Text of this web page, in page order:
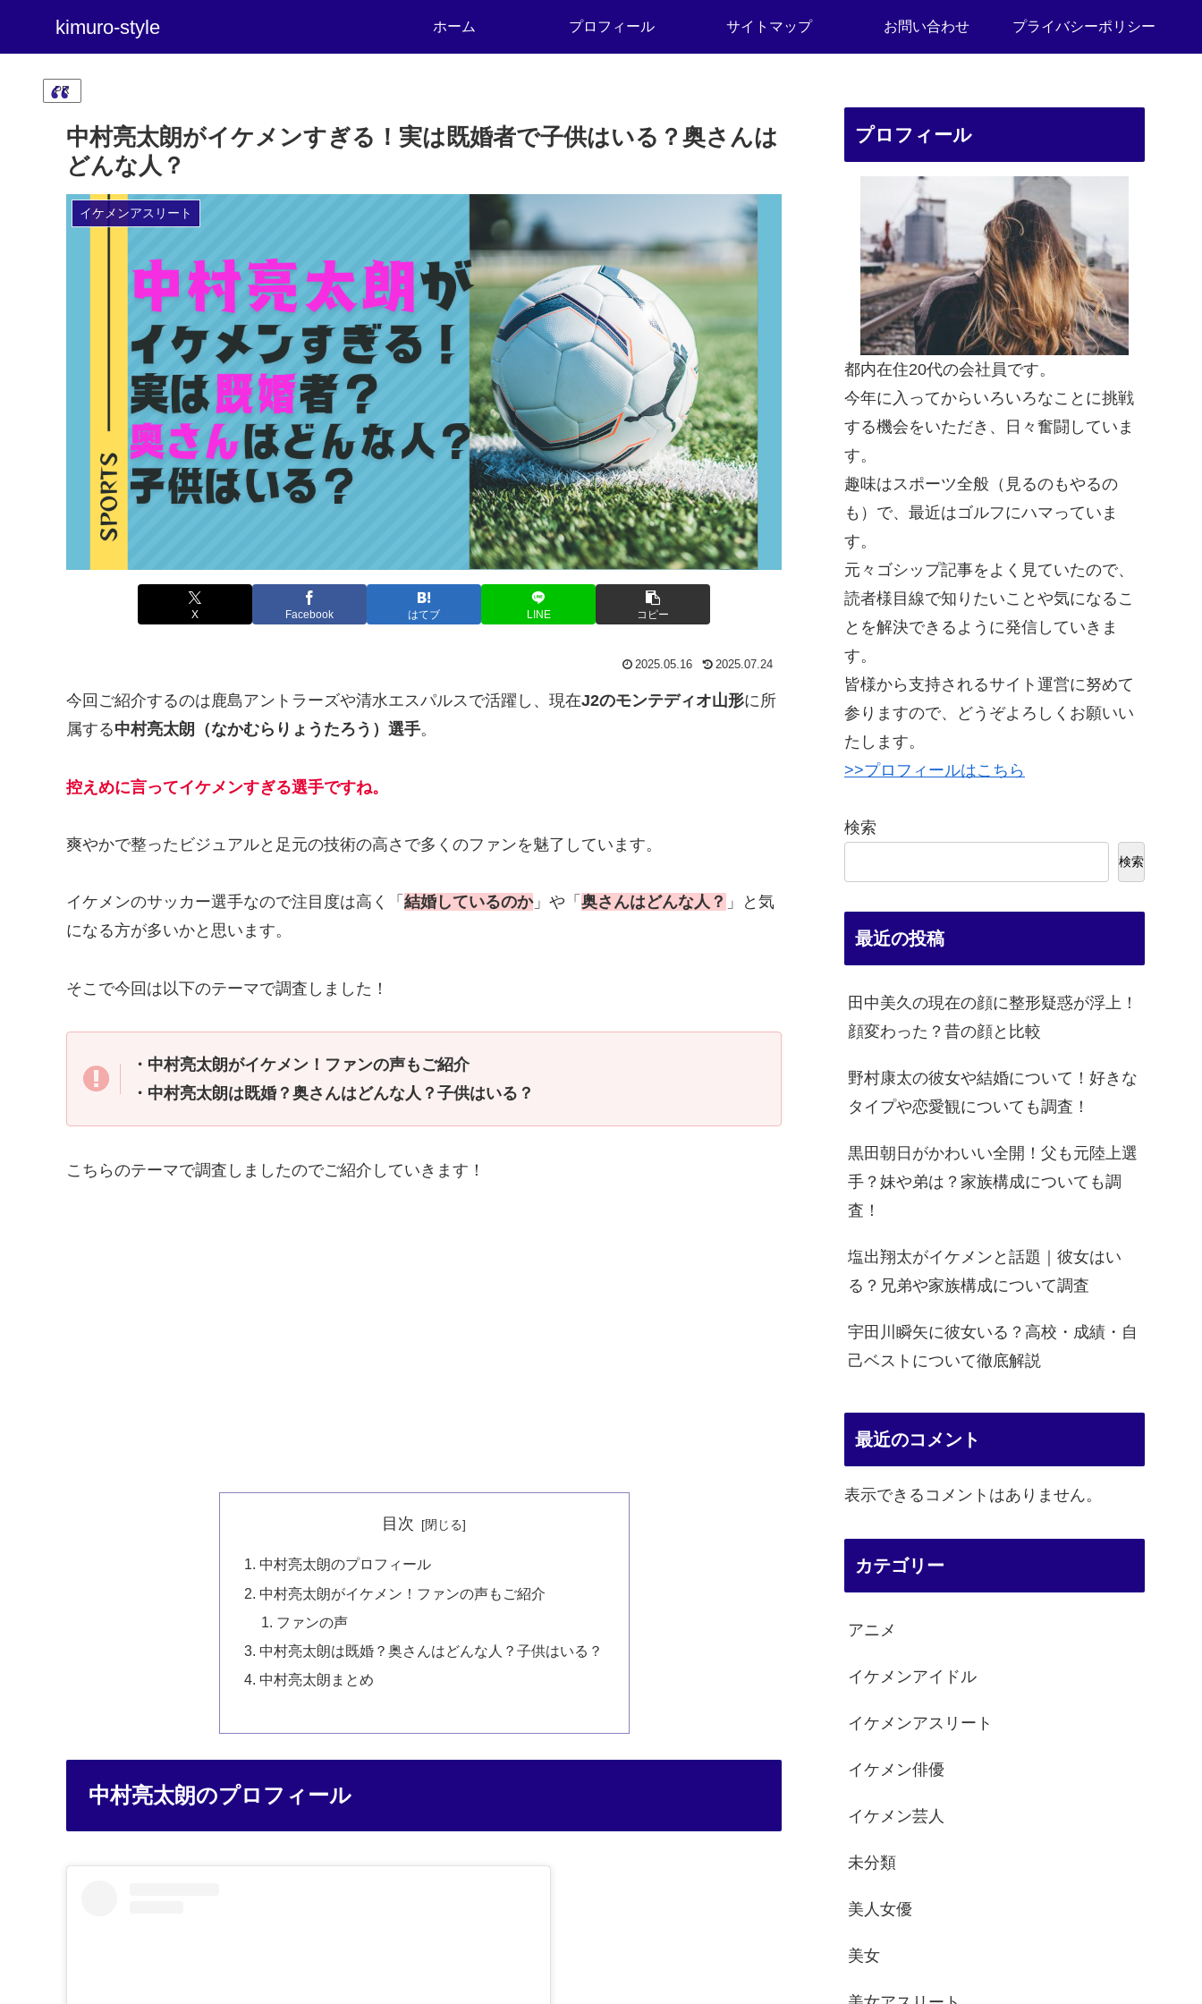
kimuro-style ホーム プロフィール サイトマップ お問い合わせ プライバシーポリシー
PR
中村亮太朗がイケメンすぎる！実は既婚者で子供はいる？奥さんは
どんな人？
イケメンアスリート
X Facebook はてブ LINE コピー
2025.05.16 2025.07.24
今回ご紹介するのは鹿島アントラーズや清水エスパルスで活躍し、現在J2のモンテディオ山形に所
属する中村亮太朗（なかむらりょうたろう）選手。
控えめに言ってイケメンすぎる選手ですね。
爽やかで整ったビジュアルと足元の技術の高さで多くのファンを魅了しています。
イケメンのサッカー選手なので注目度は高く「 結婚しているのか」や「 奥さんはどんな人？ 」と気
になる方が多いかと思います。
そこで今回は以下のテーマで調査しました！
・中村亮太朗がイケメン！ファンの声もご紹介
・中村亮太朗は既婚？奥さんはどんな人？子供はいる？
こちらのテーマで調査しましたのでご紹介していきます！
目次
中村亮太朗のプロフィール
中村亮太朗がイケメン！ファンの声もご紹介
ファンの声
中村亮太朗は既婚？奥さんはどんな人？子供はいる？
中村亮太朗まとめ
中村亮太朗のプロフィール
プロフィール
都内在住20代の会社員です。
今年に入ってからいろいろなことに挑戦
する機会をいただき、日々奮闘していま
す。
趣味はスポーツ全般（見るのもやるの
も）で、最近はゴルフにハマっていま
す。
元々ゴシップ記事をよく見ていたので、
読者様目線で知りたいことや気になるこ
とを解決できるように発信していきま
す。
皆様から支持されるサイト運営に努めて
参りますので、どうぞよろしくお願いい
たします。
>>プロフィールはこちら
検索
検索
最近の投稿
田中美久の現在の顔に整形疑惑が浮上！
顔変わった？昔の顔と比較
野村康太の彼女や結婚について！好きな
タイプや恋愛観についても調査！
黒田朝日がかわいい全開！父も元陸上選
手？妹や弟は？家族構成についても調
査！
塩出翔太がイケメンと話題｜彼女はい
る？兄弟や家族構成について調査
宇田川瞬矢に彼女いる？高校・成績・自
己ベストについて徹底解説
最近のコメント
表示できるコメントはありません。
カテゴリー
アニメ
イケメンアイドル
イケメンアスリート
イケメン俳優
イケメン芸人
未分類
美人女優
美女